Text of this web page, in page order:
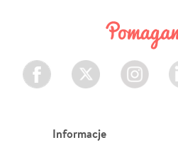
Facebook Twitter Instagram
Informacje